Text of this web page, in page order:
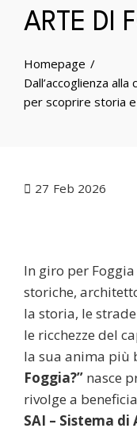
ARTE DI
Homepage
Dall’accoglienza
per scoprire storia
27 Feb 2026
In giro per
storiche,
la storia, le
le ricchezze del
la sua anima più
Foggia?” nasce
rivolge a
SAI – Sistema